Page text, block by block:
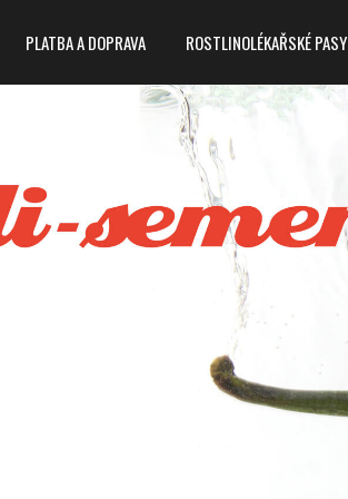
PLATBA A DOPRAVA ROSTLINOLÉKAŘSKÉ PASY